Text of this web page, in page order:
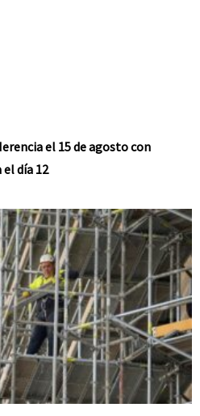
el 15 de agosto con
día 12